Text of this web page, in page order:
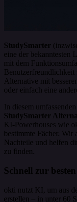
StudySmarter
eine der bekanntesten
mit dem
Alternative mit
oder einfach eine
In diesem
StudySmarter
KI-Powerhouses wie
bestimmte Fächer. Wir
Nachteile und helfen
zu finden.
Schnell zur
okti nutzt KI, um aus
erstellen – in unter 60